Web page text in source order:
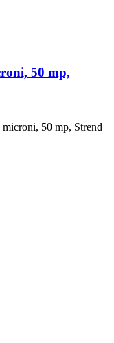
50 mp,
50 mp, Strend